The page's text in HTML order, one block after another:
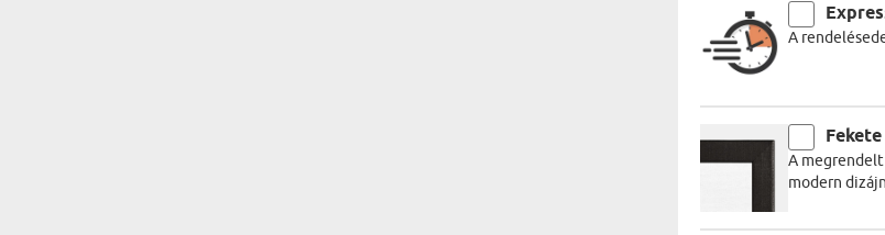
A
A megrendelt
modern